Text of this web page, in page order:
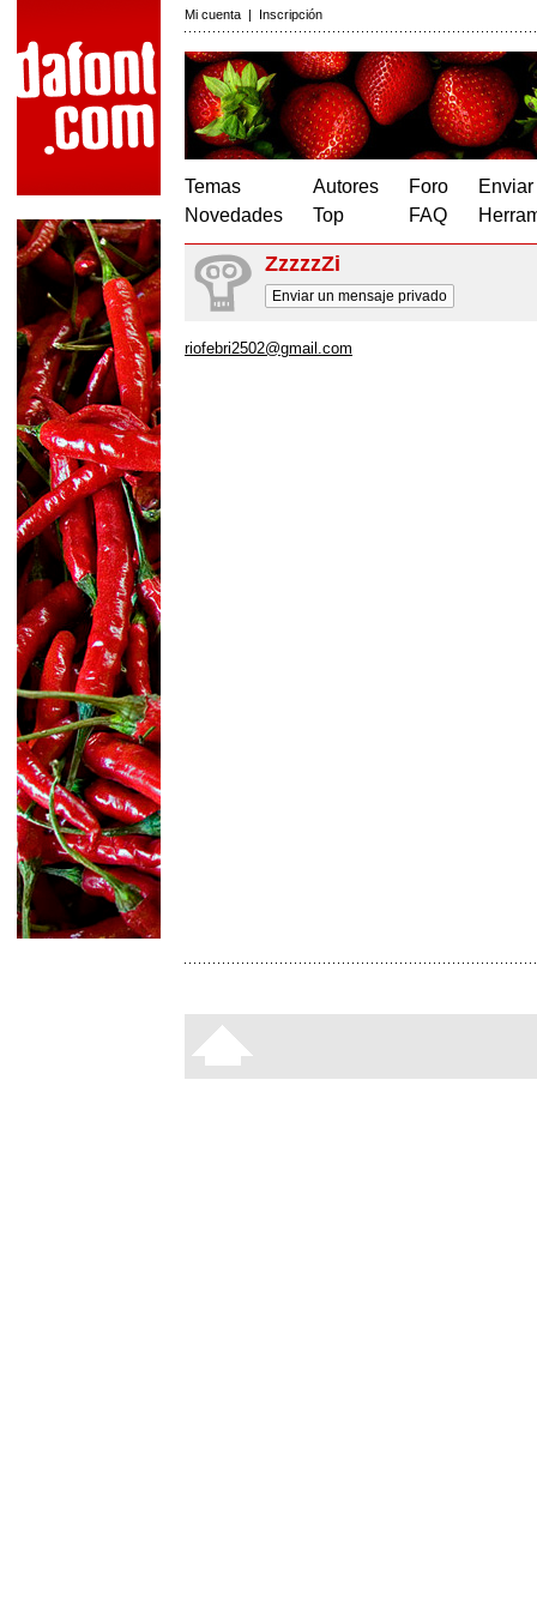
Mi cuenta | Inscripción
Temas
Novedades
Autores
Top
Foro
FAQ
ZzzzzZi
Enviar un mensaje privado
riofebri2502@gmail.com